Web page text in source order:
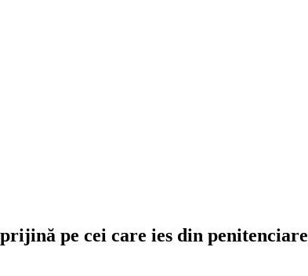
pe cei care ies din penitenciare